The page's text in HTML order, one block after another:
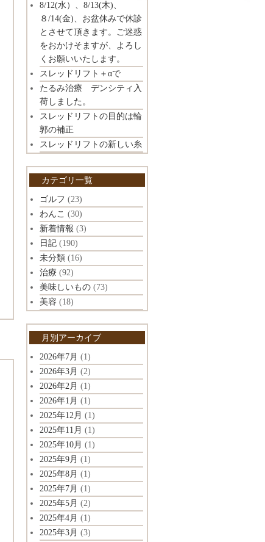
8/12(水）、8/13(木)、
８/14(金)、お盆休みで休診
とさせて頂きます。ご迷惑
をおかけそますが、よろし
くお願いいたします。
スレッドリフト＋αで
たるみ治療 デンシティ入
荷しました。
スレッドリフトの目的は輪
郭の補正
スレッドリフトの新しい糸
カテゴリ一覧
ゴルフ (23)
わんこ (30)
新着情報 (3)
日記 (190)
未分類 (16)
治療 (92)
美味しいもの (73)
美容 (18)
月別アーカイブ
2026年7月 (1)
2026年3月 (2)
2026年2月 (1)
2026年1月 (1)
2025年12月 (1)
2025年11月 (1)
2025年10月 (1)
2025年9月 (1)
2025年8月 (1)
2025年7月 (1)
2025年5月 (2)
2025年4月 (1)
2025年3月 (3)